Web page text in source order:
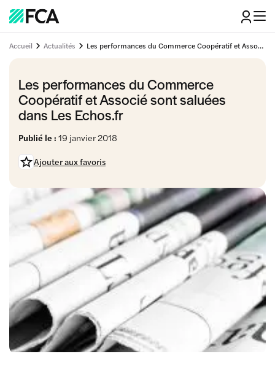
Accueil Actualités Les performances du Commerce Coopératif et Associé sont saluées dans Les Echos.fr
Les performances du Commerce
Coopératif et Associé sont saluées
dans Les Echos.fr
Publié le : 19 janvier 2018
Ajouter aux favoris